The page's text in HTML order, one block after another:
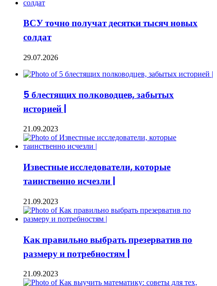
ВСУ точно получат десятки тысяч новых
солдат
29.07.2026
5 блестящих полководцев, забытых
историей |
21.09.2023
Известные исследователи, которые
таинственно исчезли |
21.09.2023
Как правильно выбрать презерватив по
размеру и потребностям |
21.09.2023